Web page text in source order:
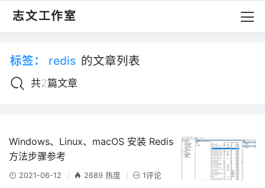
志文工作室
标签： redis 的文章列表
共2篇文章
Windows、Linux、macOS 安装 Redis
方法步骤参考
2021-06-12 2689 热度 1评论